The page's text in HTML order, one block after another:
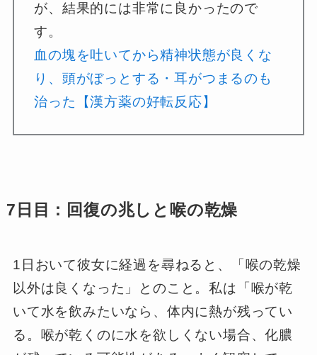
が、結果的には非常に良かったので
す。
血の塊を吐いてから精神状態が良くな
り、頭がぼっとする・耳がつまるのも
治った【漢方薬の好転反応】
7日目：回復の兆しと喉の乾燥
1日おいて彼女に経過を尋ねると、「喉の乾燥
以外は良くなった」とのこと。私は「喉が乾
いて水を飲みたいなら、体内に熱が残ってい
る。喉が乾くのに水を欲しくない場合、化膿